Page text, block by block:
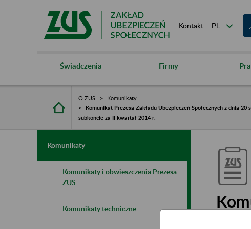
Kontakt
Świadczenia Firmy
O ZUS
Komunikaty
Komunikat Prezesa Zakładu Ubezpieczeń Społecznych z dnia
subkoncie za II kwartał 2014 r.
Komunikaty
Komunikaty i obwieszczenia Prezesa
ZUS
Komunikaty techniczne